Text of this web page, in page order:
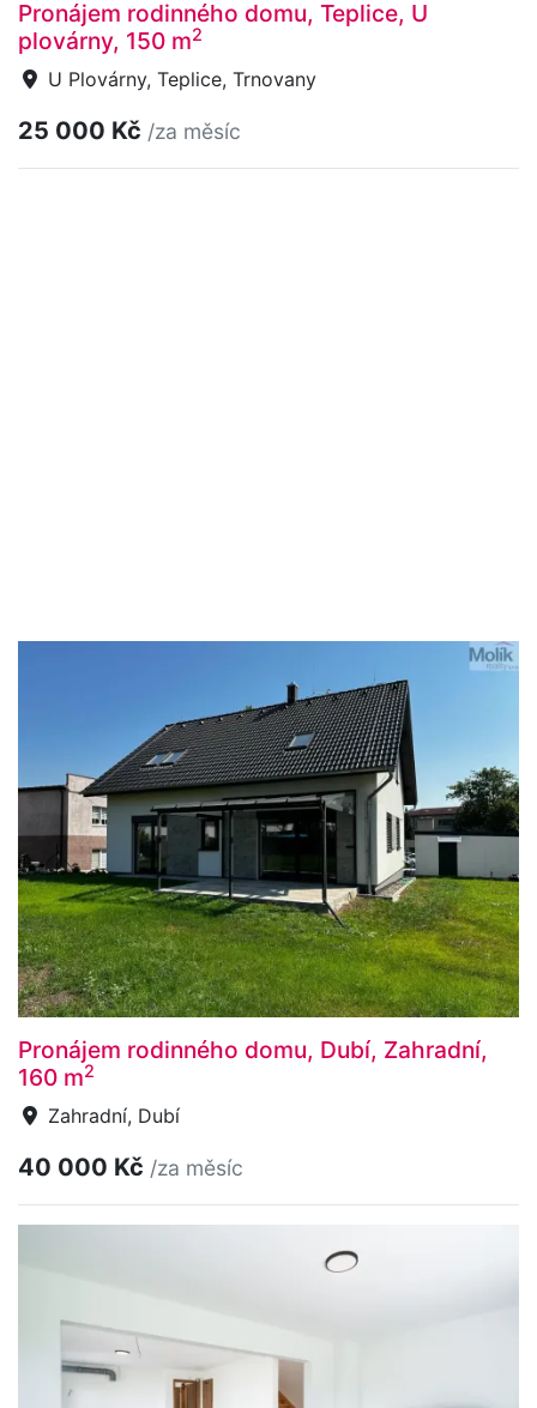
Pronájem rodinného domu, Teplice, U
plovárny, 150 m2
U Plovárny, Teplice, Trnovany
25 000 Kč /za měsíc
Pronájem rodinného domu, Dubí, Zahradní,
160 m2
Zahradní, Dubí
40 000 Kč /za měsíc